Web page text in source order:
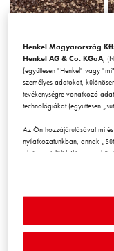
Chile1
Henkel Magyarország
Henkel AG & Co. KGaA ,
(együttesen "Henkel" vagy
személyes adatokat,
tevékenységre vonatkozó
technológiákat (együttesen
Az Ön hozzájárulásával mi
nyilatkozatunkban, annak
alatt megjelöltkülön vagy
optimalizálására, a
weboldal Ön (illetve a cég,
valamint a velünk folytatott
nyomon követjük termékeink
karbantartjuk az üzleti
létre Önről, amelyeket